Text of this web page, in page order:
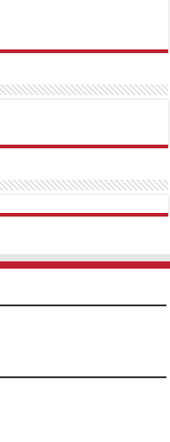
TipobetMatadorbetMariobet